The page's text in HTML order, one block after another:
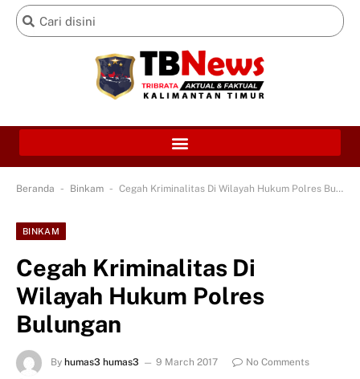
Beranda - Binkam - Cegah Kriminalitas Di Wilayah Hukum Polres Bulungan
BINKAM
Cegah Kriminalitas Di
Wilayah Hukum Polres
Bulungan
By humas3 humas3 9 March 2017
No Comments